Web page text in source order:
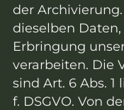
der
dieselben
Erbringung
verarbeiten. Die
sind Art. 6 Abs. 1
f. DSGVO. Von